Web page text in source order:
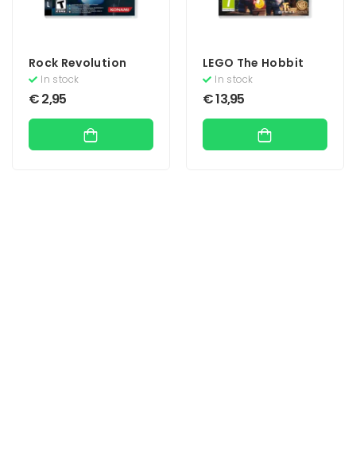
Rock Revolution
In stock
€2,95
LEGO The Hobbit
In stock
€13,95